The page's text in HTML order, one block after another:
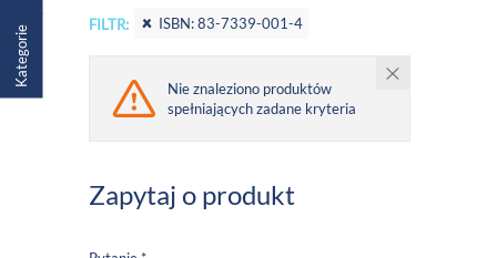
Kategorie FILTR: ISBN: 83-7339-001-4
Nie znaleziono produktów
spełniających zadane kryteria
Zapytaj o produkt